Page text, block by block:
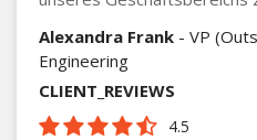
Alexandra Frank - VP
Engineering
CLIENT_REVIEWS
4.5